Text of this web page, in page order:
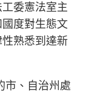
委憲法室主
度對生態文
熟悉到達新
市、自治州處